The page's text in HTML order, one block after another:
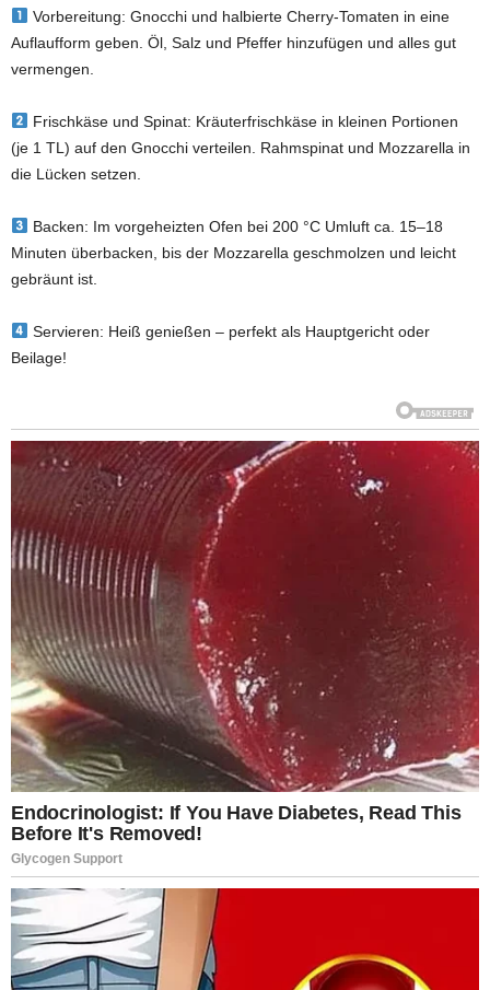
Vorbereitung: Gnocchi und halbierte Cherry-Tomaten in eine
Auflaufform geben. Öl, Salz und Pfeffer hinzufügen und alles gut
vermengen.
Frischkäse und Spinat: Kräuterfrischkäse in kleinen Portionen
(je 1 TL) auf den Gnocchi verteilen. Rahmspinat und Mozzarella in
die Lücken setzen.
Backen: Im vorgeheizten Ofen bei 200 °C Umluft ca. 15–18
Minuten überbacken, bis der Mozzarella geschmolzen und leicht
gebräunt ist.
Servieren: Heiß genießen – perfekt als Hauptgericht oder
Beilage!